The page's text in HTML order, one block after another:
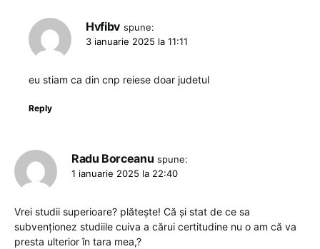
Hvfibv spune:
3 ianuarie 2025 la 11:11
eu stiam ca din cnp reiese doar judetul
Reply
Radu Borceanu spune:
1 ianuarie 2025 la 22:40
Vrei studii superioare? plătește! Că și stat de ce sa
subvenționez studiile cuiva a cărui certitudine nu o am că va
presta ulterior în tara mea,?